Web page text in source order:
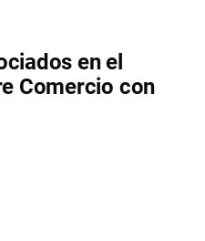
en el
Comercio con